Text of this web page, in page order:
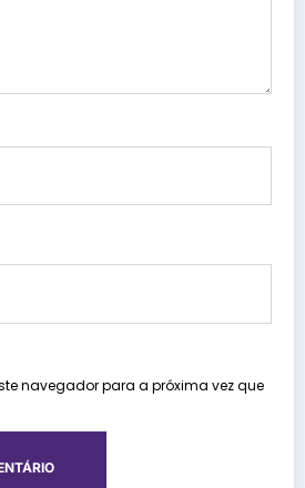
navegador para a próxima vez que